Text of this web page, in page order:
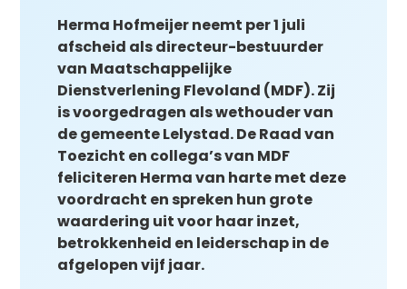
Herma Hofmeijer neemt per 1 juli
afscheid als directeur-bestuurder
van Maatschappelijke
Dienstverlening Flevoland (MDF). Zij
is voorgedragen als wethouder van
de gemeente Lelystad. De Raad van
Toezicht en collega’s van MDF
feliciteren Herma van harte met deze
voordracht en spreken hun grote
waardering uit voor haar inzet,
betrokkenheid en leiderschap in de
afgelopen vijf jaar.